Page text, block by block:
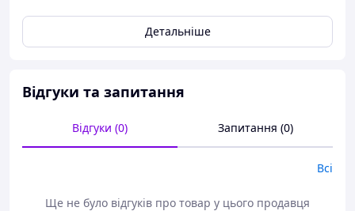
Висота установки: 0,5 – 3,5 м;
Відстань виявлення: max 12 м;
- регулювання освітленості;
- регулювання часу затримки;
Детальніше
Відгуки та запитання
Відгуки (0) Запитання (0)
Всі
Ще не було відгуків про товар у цього продавця